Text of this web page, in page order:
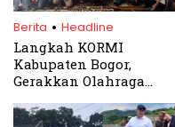
Berita . Headline
Langkah KORMI
Kabupaten Bogor,
Gerakkan Olahraga
Meningkat